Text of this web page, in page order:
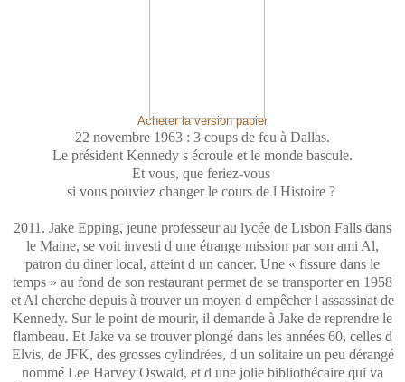
Acheter la version papier
22 novembre 1963 : 3 coups de feu à Dallas.
Le président Kennedy s écroule et le monde bascule.
Et vous, que feriez-vous
si vous pouviez changer le cours de l Histoire ?
2011. Jake Epping, jeune professeur au lycée de Lisbon Falls dans
le Maine, se voit investi d une étrange mission par son ami Al,
patron du diner local, atteint d un cancer. Une « fissure dans le
temps » au fond de son restaurant permet de se transporter en 1958
et Al cherche depuis à trouver un moyen d empêcher l assassinat de
Kennedy. Sur le point de mourir, il demande à Jake de reprendre le
flambeau. Et Jake va se trouver plongé dans les années 60, celles d
Elvis, de JFK, des grosses cylindrées, d un solitaire un peu dérangé
nommé Lee Harvey Oswald, et d une jolie bibliothécaire qui va